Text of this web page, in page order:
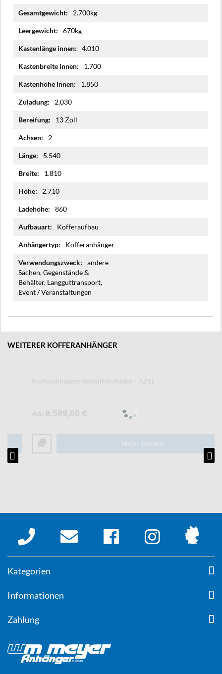
Informationen
2.700kg
670kg
4.010
1.700
1.850
2.030
13 Zoll
2
5.540
1.810
2.710
860
Kofferaufbau
Kofferanhänger
andere
Sachen, Gegenstände &
Behälter, Langguttransport,
Event / Veranstaltungen
WEITERER KOFFERANHÄNGER
Mehr Details
Kategorien
Informationen
Zahlung